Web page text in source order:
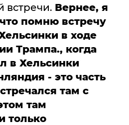
встречи. Вернее, я
помню встречу
в ходе
Трампа., когда
в Хельсинки
- это часть
там с
там
только